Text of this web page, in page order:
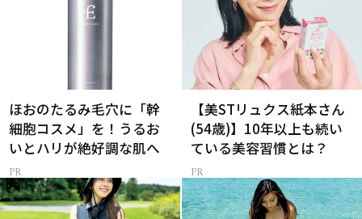
ほおのたるみ毛穴に「幹
細胞コスメ」を！うるお
いとハリが絶好調な肌へ
【美STリュクス紙本さん
(54歳)】10年以上も続い
ている美容習慣とは？